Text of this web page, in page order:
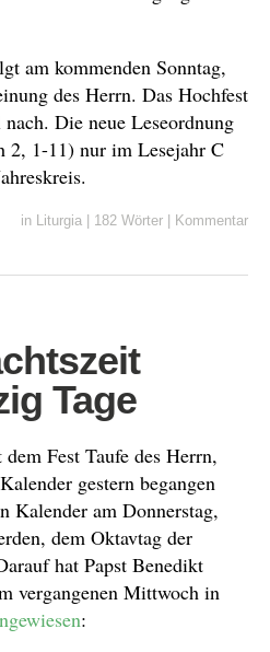
am kommenden Sonntag,
des Herrn. Das Hochfest
Die neue Leseordnung
2, 1-11) nur im Lesejahr C
in Liturgia 182 Wörter Kommentar
Tage
Fest Taufe des Herrn,
gestern begangen
Kalender am Donnerstag,
dem Oktavtag der
hat Papst Benedikt
vergangenen Mittwoch in
: